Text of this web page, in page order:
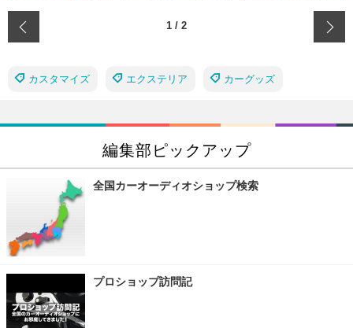
1 / 2
カスタマイズ エクステリア カーグッズ
編集部ピックアップ
全国カーオーディオショップ検索
プロショップ訪問記